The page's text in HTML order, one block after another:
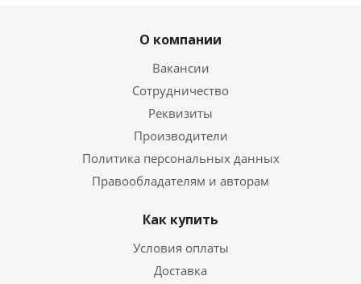
О компании
Вакансии
Сотрудничество
Реквизиты
Производители
Политика персональных данных
Правообладателям и авторам
Как купить
Условия оплаты
Доставка